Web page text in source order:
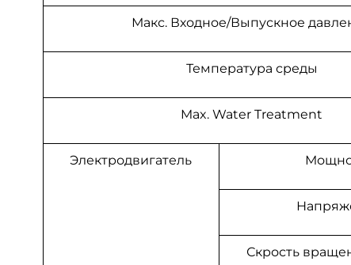
Макс. Входное/Выпускное
Температура среды
Max. Water Treatment
Электродвигатель
Скрость